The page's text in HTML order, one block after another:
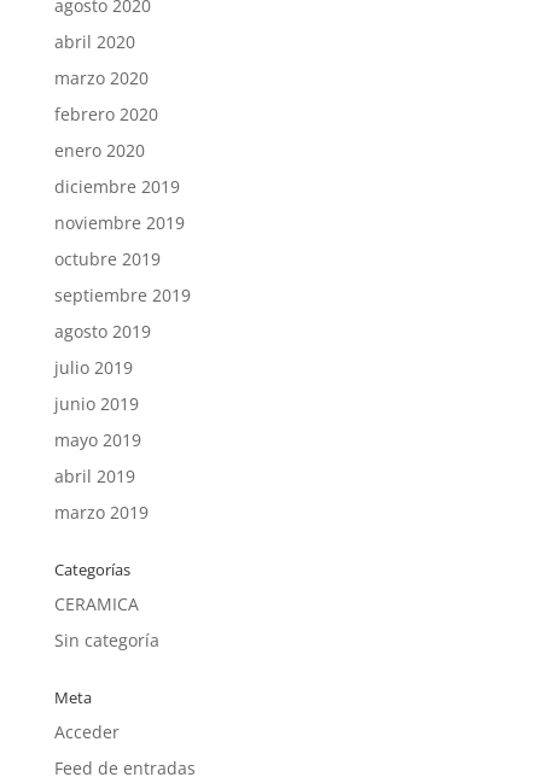
agosto 2020
abril 2020
marzo 2020
febrero 2020
enero 2020
diciembre 2019
noviembre 2019
octubre 2019
septiembre 2019
agosto 2019
julio 2019
junio 2019
mayo 2019
abril 2019
marzo 2019
Categorías
CERAMICA
Sin categoría
Meta
Acceder
Feed de entradas